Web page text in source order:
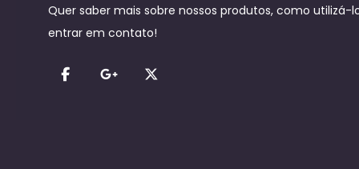
Quer saber mais sobre nossos produtos, como utilizá-
entrar em contato!